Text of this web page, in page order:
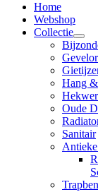
Home
Webshop
Collectie
Hang
Oude
Sanitair